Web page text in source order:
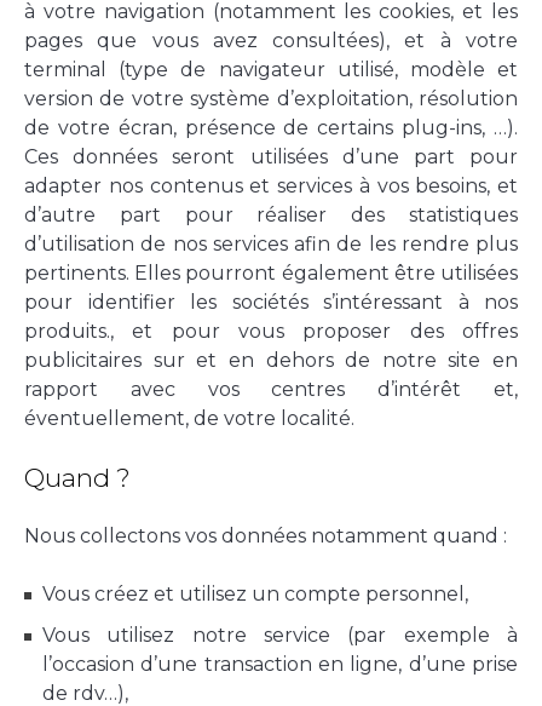
à votre navigation (notamment les cookies, et les
pages que vous avez consultées), et à votre
terminal (type de navigateur utilisé, modèle et
version de votre système d’exploitation, résolution
de votre écran, présence de certains plug-ins, …).
Ces données seront utilisées d’une part pour
adapter nos contenus et services à vos besoins, et
d’autre part pour réaliser des statistiques
d’utilisation de nos services afin de les rendre plus
pertinents. Elles pourront également être utilisées
pour identifier les sociétés s’intéressant à nos
produits., et pour vous proposer des offres
publicitaires sur et en dehors de notre site en
rapport avec vos centres d’intérêt et,
éventuellement, de votre localité.
Quand ?
Nous collectons vos données notamment quand :
Vous créez et utilisez un compte personnel,
Vous utilisez notre service (par exemple à
l’occasion d’une transaction en ligne, d’une prise
de rdv…),